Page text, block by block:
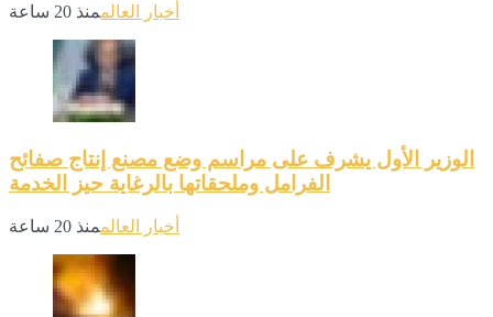
أخبار العالممنذ 20 ساعة
الوزير الأول يشرف على مراسم وضع مصنع إنتاج صفائح
الفرامل وملحقاتها بالرغاية حيز الخدمة
أخبار العالممنذ 20 ساعة